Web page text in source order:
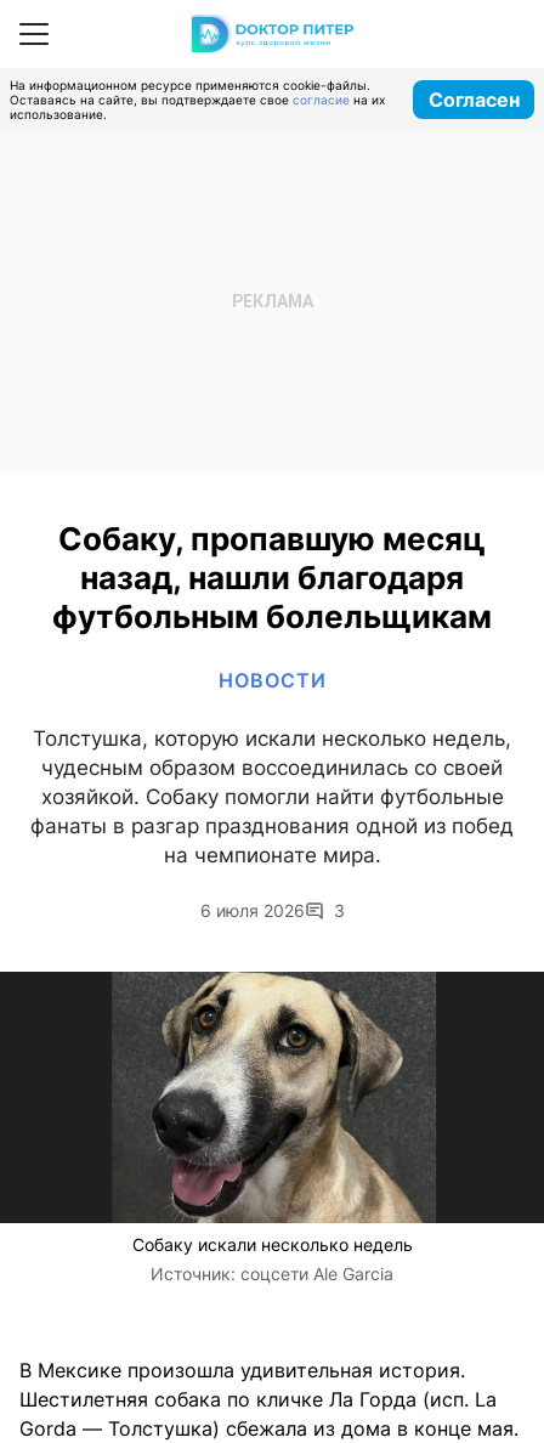
На информационном ресурсе применяются cookie-файлы.
Оставаясь на сайте, вы подтверждаете свое согласие на их
использование.
Согласен
Собаку, пропавшую месяц
назад, нашли благодаря
футбольным болельщикам
НОВОСТИ
Толстушка, которую искали несколько недель,
чудесным образом воссоединилась со своей
хозяйкой. Собаку помогли найти футбольные
фанаты в разгар празднования одной из побед
на чемпионате мира.
6 июля 2026 3
Собаку искали несколько недель
Источник: соцсети Ale Garcia
В Мексике произошла удивительная история.
Шестилетняя собака по кличке Ла Горда (исп. La
Gorda — Толстушка) сбежала из дома в конце мая.